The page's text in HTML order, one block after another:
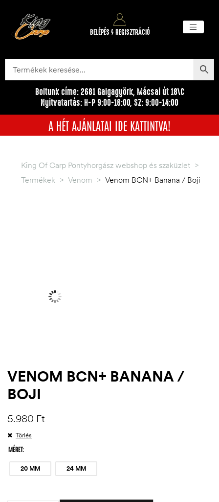
BELÉPÉS / REGISZTRÁCIÓ
Boltunk címe: 2681 Galgagyörk, Mácsai út 18\C
Nyitvatartás: H-P 9:00-18:00, SZ: 9:00-14:00
A HÉT AJÁNLATAI IDE KATTINTVA!
King Of Carp Pontyhorgász webshop és szaküzlet >
Termékek > Venom > Venom BCN+ Banana / Boji
VENOM BCN+ BANANA /
BOJI
5.980 Ft
MÉRET
20 MM 24 MM
Törlés